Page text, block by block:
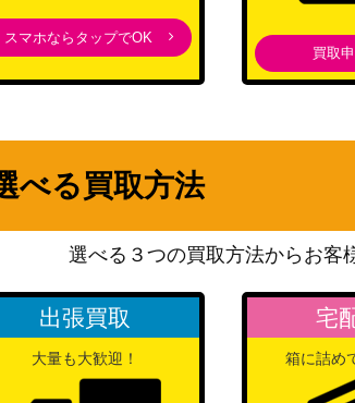
スマホならタップでOK
買取
べる買取方法
選べる３つの買取方法からお客
出張買取
大量も大歓迎！
宅
箱に詰め